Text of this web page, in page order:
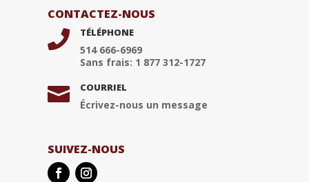
CONTACTEZ-NOUS
 TÉLÉPHONE
514 666-6969
Sans frais: 1 877 312-1727
 COURRIEL
Écrivez-nous un message
SUIVEZ-NOUS